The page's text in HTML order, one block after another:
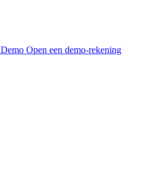
Demo Open een demo-rekening